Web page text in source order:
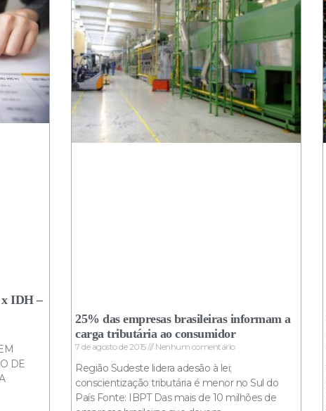
IDH –
DE
25% das empresas brasileiras informam a
carga tributária ao consumidor
7 de agosto de 2015 Nenhum comentário
Região Sudeste lidera adesão à lei;
conscientização tributária é menor no Sul do
País Fonte: IBPT Das mais de 10 milhões de